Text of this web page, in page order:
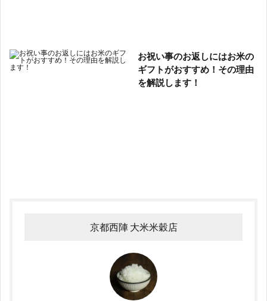
お祝い事のお返しにはお米の
ギフトがおすすめ！その理由
を解説します！
京都西陣 大米米穀店